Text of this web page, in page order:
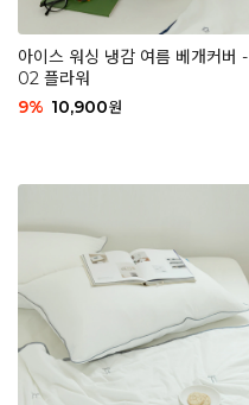
아이스 워싱 냉감 여름 베개커버 -
02 플라워
9% 10,900원